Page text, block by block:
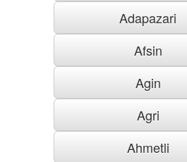
Adapazari
Afsin
Agin
Agri
Ahmetli